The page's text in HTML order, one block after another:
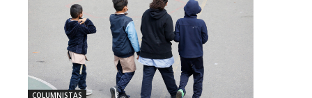
COLUMNISTAS